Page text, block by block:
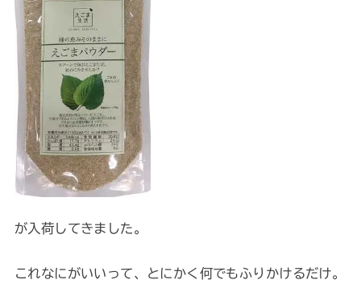
が入荷してきました。
これなにがいいって、とにかく何でもふりかけるだけ。